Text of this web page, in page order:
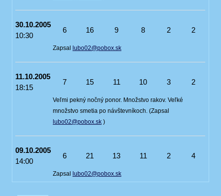
30.10.2005
10:30
6 16 9 8 2 2
Zapsal lubo02@pobox.sk
11.10.2005
18:15
7 15 11 10 3 2
Veľmi pekný nočný ponor. Množstvo rakov. Veľké
množstvo smetia po návštevníkoch. (Zapsal
lubo02@pobox.sk )
09.10.2005
14:00
6 21 13 11 2 4
Zapsal lubo02@pobox.sk